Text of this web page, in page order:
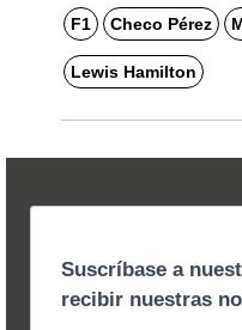
F1 Checo Pérez
Lewis Hamilton